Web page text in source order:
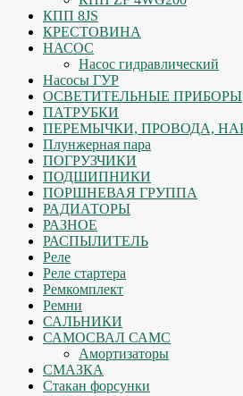
КПП 8JS
КРЕСТОВИНА
НАСОС
Насос гидравлический
Насосы ГУР
ОСВЕТИТЕЛЬНЫЕ ПРИБОРЫ
ПАТРУБКИ
ПЕРЕМЫЧКИ, ПРОВОДА,
Плунжерная пара
ПОГРУЗЧИКИ
ПОДШИПНИКИ
ПОРШНЕВАЯ ГРУППА
РАДИАТОРЫ
РАЗНОЕ
РАСПЫЛИТЕЛЬ
Реле
Реле стартера
Ремкомплект
Ремни
САЛЬНИКИ
САМОСВАЛ САМС
Амортизаторы
СМАЗКА
Стакан форсунки